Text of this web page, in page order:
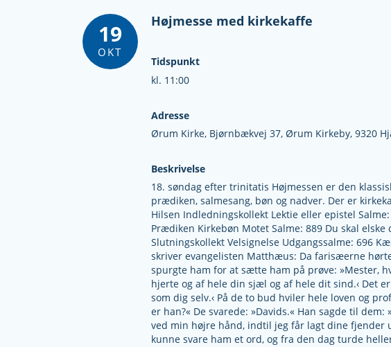
19
OKT
Højmesse med kirkekaffe
Tidspunkt
kl. 11:00
Adresse
Ørum Kirke, Bjørnbækvej 37, Ørum Kirkeby, 9320
Beskrivelse
18. søndag efter trinitatis Højmessen er den
prædiken, salmesang, bøn og nadver. Der er
Hilsen Indledningskollekt Lektie eller epistel
Prædiken Kirkebøn Motet Salme: 889 Du skal
Slutningskollekt Velsignelse Udgangssalme: 696
skriver evangelisten Matthæus: Da farisæerne
spurgte ham for at sætte ham på prøve: »Mester,
hjerte og af hele din sjæl og af hele dit sind.‹ Det
som dig selv.‹ På de to bud hviler hele loven og
er han?« De svarede: »Davids.« Han sagde til
ved min højre hånd, indtil jeg får lagt dine fjender
kunne svare ham et ord, og fra den dag turde